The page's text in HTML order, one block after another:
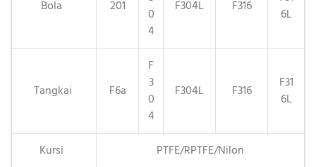
Bola 201
0
4
F304L F316
6L
Tangkai F6a
F
3
0
4
F304L F316
F31
6L
Kursi
PTFE/RPTFE/Nilon